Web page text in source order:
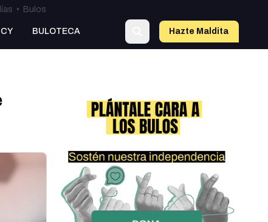
• Bulos
BULOTECA Hazte Maldita